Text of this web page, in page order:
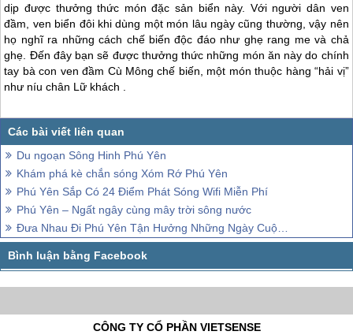
dịp được thưởng thức món đặc sản biển này. Với người dân ven
đầm, ven biển đôi khi dùng một món lâu ngày cũng thường, vậy nên
họ nghĩ ra những cách chế biến độc đáo như ghẹ rang me và chả
ghẹ. Đến đây bạn sẽ được thưởng thức những món ăn này do chính
tay bà con ven đầm Cù Mông chế biến, một món thuộc hàng “hải vị”
như níu chân Lữ khách .
Du ngoạn Sông Hinh Phú Yên
Khám phá kè chắn sóng Xóm Rớ Phú Yên
Phú Yên Sắp Có 24 Điểm Phát Sóng Wifi Miễn Phí
Phú Yên – Ngất ngây cùng mây trời sông nước
Đưa Nhau Đi Phú Yên Tận Hưởng Những Ngày Cuộc Sống Yên Bình
CÔNG TY CỔ PHẦN VIETSENSE